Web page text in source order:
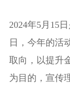
2024年5月15
日，今年的活
取向，以提升
为目的，宣传